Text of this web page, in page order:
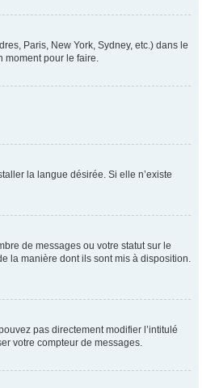
Paris, New York, Sydney, etc.) dans le
moment pour le faire.
la langue désirée. Si elle n’existe
de messages ou votre statut sur le
la manière dont ils sont mis à disposition.
pas directement modifier l’intitulé
votre compteur de messages.